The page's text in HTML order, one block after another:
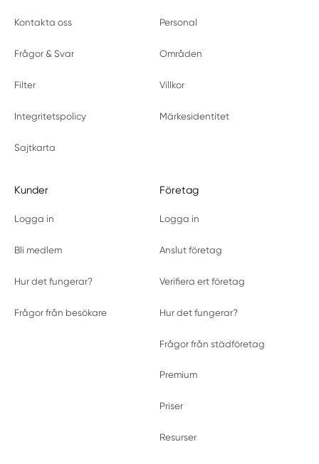
Kontakta oss Personal
Frågor & Svar Områden
Filter Villkor
Integritetspolicy Märkesidentitet
Sajtkarta
Kunder
Logga in
Bli medlem
Hur det fungerar?
Frågor från besökare
Företag
Logga in
Anslut företag
Verifiera ert företag
Hur det fungerar?
Frågor från städföretag
Premium
Priser
Resurser